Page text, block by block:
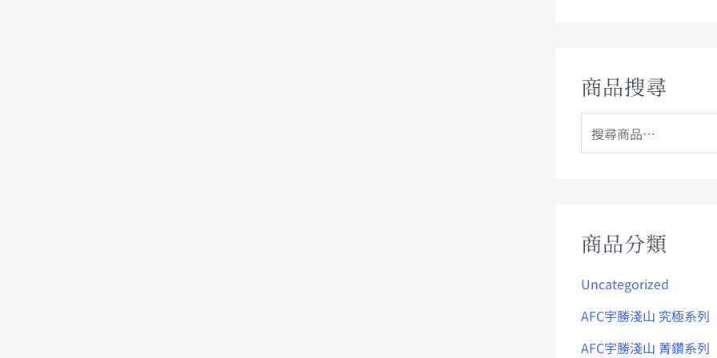
商品搜尋
商品分類
Uncategorized
AFC宇勝淺山 究極系列
AFC宇勝淺山 菁鑽系列